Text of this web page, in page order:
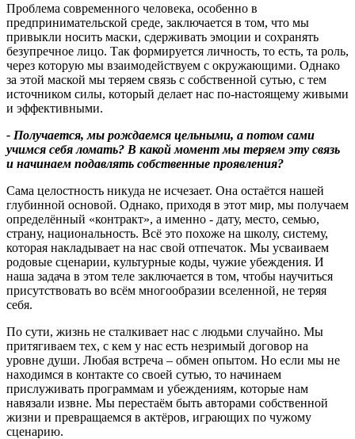
Проблема современного человека, особенно в
предпринимательской среде, заключается в том, что мы
привыкли носить маски, сдерживать эмоции и сохранять
безупречное лицо. Так формируется личность, то есть, та роль,
через которую мы взаимодействуем с окружающими. Однако
за этой маской мы теряем связь с собственной сутью, с тем
источником силы, который делает нас по-настоящему живыми
и эффективными.
- Получается, мы рождаемся цельными, а потом сами
учимся себя ломать? В какой момент мы теряем эту связь
и начинаем подавлять собственные проявления?
Сама целостность никуда не исчезает. Она остаётся нашей
глубинной основой. Однако, приходя в этот мир, мы получаем
определённый «контракт», а именно - дату, место, семью,
страну, национальность. Всё это похоже на школу, систему,
которая накладывает на нас свой отпечаток. Мы усваиваем
родовые сценарии, культурные коды, чужие убеждения. И
наша задача в этом теле заключается в том, чтобы научиться
присутствовать во всём многообразии вселенной, не теряя
себя.
По сути, жизнь не сталкивает нас с людьми случайно. Мы
притягиваем тех, с кем у нас есть незримый договор на
уровне души. Любая встреча – обмен опытом. Но если мы не
находимся в контакте со своей сутью, то начинаем
прислуживать программам и убеждениям, которые нам
навязали извне. Мы перестаём быть авторами собственной
жизни и превращаемся в актёров, играющих по чужому
сценарию.